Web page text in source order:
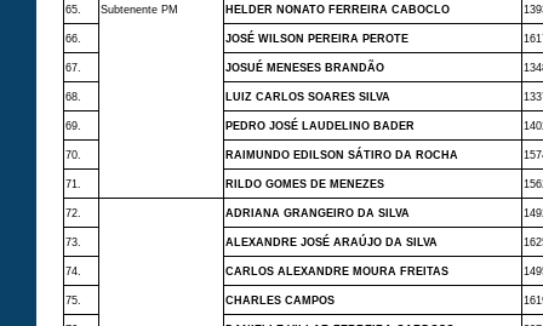
Subtenente PM
65. HELDER NONATO FERREIRA CABOCLO
66. JOSÉ WILSON PEREIRA PEROTE
67. JOSUÉ MENESES BRANDÃO
68. LUIZ CARLOS SOARES SILVA
69. PEDRO JOSÉ LAUDELINO BADER
70. RAIMUNDO EDILSON SÁTIRO DA ROCHA
71. RILDO GOMES DE MENEZES
72. ADRIANA GRANGEIRO DA SILVA
73. ALEXANDRE JOSÉ ARAÚJO DA SILVA
74. CARLOS ALEXANDRE MOURA FREITAS
75. CHARLES CAMPOS